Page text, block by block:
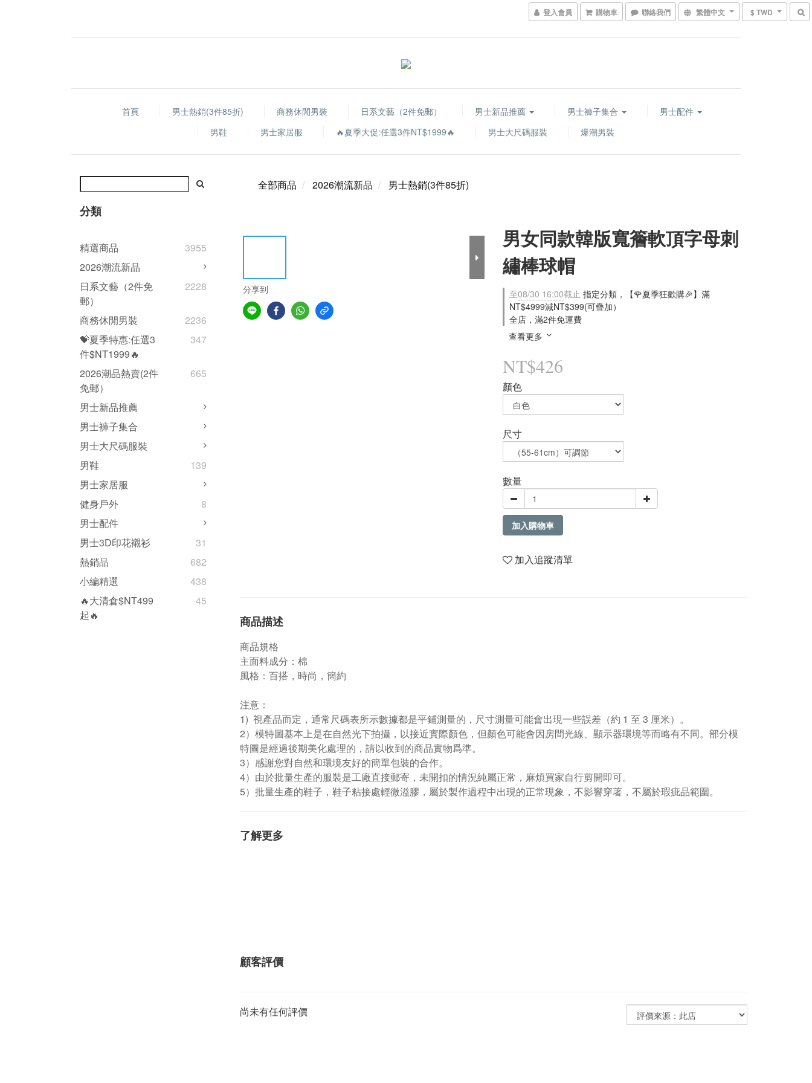
登入會員 購物車 聯絡我們 繁體中文 $ TWD
首頁 男士熱銷(3件85折) 商務休閒男裝 日系文藝（2件免郵） 男士新品推薦 男士褲子集合
男士配件
男鞋
男士家居服 🔥夏季大促:任選3件NT$1999🔥 男士大尺碼服裝 爆潮男裝
分類
精選商品
3955
2026潮流新品
日系文藝（2件免
郵）
2228
商務休閒男裝
2236
💝夏季特惠:任選3
件$NT1999🔥
347
2026潮品熱賣(2件
免郵）
665
男士新品推薦
男士褲子集合
男士大尺碼服裝
男鞋
139
男士家居服
健身戶外
8
男士配件
男士3D印花襯衫
31
熱銷品
682
小編精選
438
🔥大清倉$NT499
起🔥
45
全部商品 2026潮流新品 男士熱銷(3件85折)
分享到
男女同款韓版寬簷軟頂字母刺
繡棒球帽
至08/30 16:00截止 指定分類，【🌹夏季狂歡購🎉】滿
NT$4999減NT$399(可疊加）
全店，滿2件免運費
查看更多
NT$426
顏色
尺寸
數量
加入購物車
加入追蹤清單
商品描述
商品規格
主面料成分：棉
風格：百搭，時尚，簡約
注意：
1) 視產品而定，通常尺碼表所示數據都是平鋪測量的，尺寸測量可能會出現一些誤差（約 1 至 3 厘米）。
2）模特圖基本上是在自然光下拍攝，以接近實際顏色，但顏色可能會因房間光線、顯示器環境等而略有不同。部分模
特圖是經過後期美化處理的，請以收到的商品實物爲準。
3）感謝您對自然和環境友好的簡單包裝的合作。
4）由於批量生產的服裝是工廠直接郵寄，未開扣的情況純屬正常，麻煩買家自行剪開即可。
5）批量生產的鞋子，鞋子粘接處輕微溢膠，屬於製作過程中出現的正常現象，不影響穿著，不屬於瑕疵品範圍。
了解更多
顧客評價
尚未有任何評價